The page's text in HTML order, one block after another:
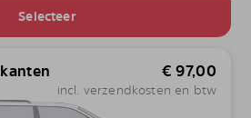
Selecteer
€ 97,00
incl. verzendkosten en btw